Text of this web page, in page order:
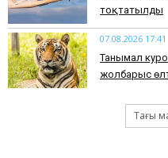
тоқтатылды
07.08.2026 17:41
​Танымал
жолбарыс
Тағы